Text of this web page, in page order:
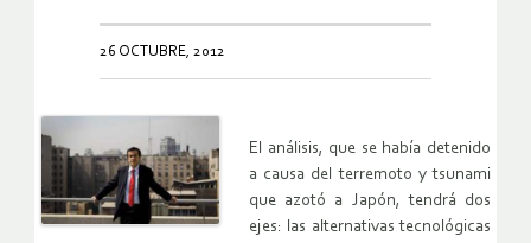
26 OCTUBRE, 2012
El análisis, que se había detenido
a causa del terremoto y tsunami
que azotó a Japón, tendrá dos
ejes: las alternativas tecnológicas